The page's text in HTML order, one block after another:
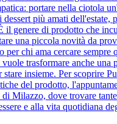
portare nella ciotola
più amati dell'estate,
il genere di prodotto che
una piccola novità da
per chi ama cercare sempre
trasformare anche una
stare insieme. Per scoprire
del prodotto,
Milazzo, dove trovare
e alla vita quotidiana